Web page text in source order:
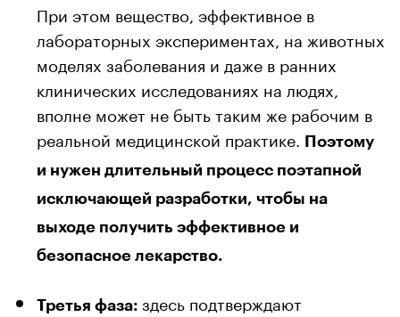
При этом вещество, эффективное в
лабораторных экспериментах, на животных
моделях заболевания и даже в ранних
клинических исследованиях на людях,
вполне может не быть таким же рабочим в
реальной медицинской практике.
Поэтому
и нужен длительный процесс поэтапной
исключающей разработки, чтобы на
выходе получить эффективное и
безопасное лекарство.
Третья фаза: здесь подтверждают